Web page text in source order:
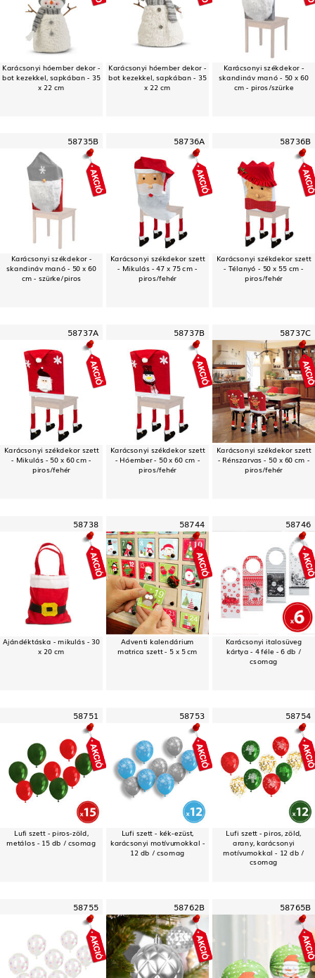
Karácsonyi hóember dekor -
bot kezekkel, sapkában - 35
x 22 cm
Karácsonyi hóember dekor -
bot kezekkel, sapkában - 35
x 22 cm
Karácsonyi székdekor -
skandináv manó - 50 x 60
cm - piros/szürke
58735B
Karácsonyi székdekor -
skandináv manó - 50 x 60
cm - szürke/piros
58736A
Karácsonyi székdekor szett
- Mikulás - 47 x 75 cm -
piros/fehér
58736B
Karácsonyi székdekor szett
- Télanyó - 50 x 55 cm -
piros/fehér
58737A
Karácsonyi székdekor szett
- Mikulás - 50 x 60 cm -
piros/fehér
58737B
Karácsonyi székdekor szett
- Hóember - 50 x 60 cm -
piros/fehér
58737C
Karácsonyi székdekor szett
- Rénszarvas - 50 x 60 cm -
piros/fehér
58738
Ajándéktáska - mikulás - 30
x 20 cm
58744
Adventi kalendárium
matrica szett - 5 x 5 cm
58746
Karácsonyi italosüveg
kártya - 4 féle - 6 db /
csomag
58751
Lufi szett - piros-zöld,
metálos - 15 db / csomag
58753
Lufi szett - kék-ezüst,
karácsonyi motívumokkal -
12 db / csomag
58754
Lufi szett - piros, zöld,
arany, karácsonyi
motívumokkal - 12 db /
csomag
58755 58762B 58765B